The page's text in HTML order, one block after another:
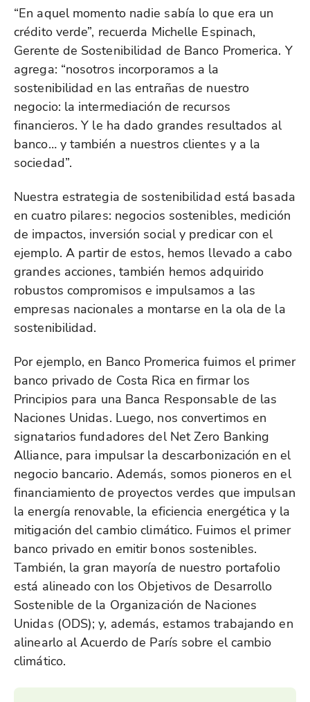
“En aquel momento nadie sabía lo que era un
crédito verde”, recuerda Michelle Espinach,
Gerente de Sostenibilidad de Banco Promerica. Y
agrega: “nosotros incorporamos a la
sostenibilidad en las entrañas de nuestro
negocio: la intermediación de recursos
financieros. Y le ha dado grandes resultados al
banco… y también a nuestros clientes y a la
sociedad”.
Nuestra estrategia de sostenibilidad está basada
en cuatro pilares: negocios sostenibles, medición
de impactos, inversión social y predicar con el
ejemplo. A partir de estos, hemos llevado a cabo
grandes acciones, también hemos adquirido
robustos compromisos e impulsamos a las
empresas nacionales a montarse en la ola de la
sostenibilidad.
Por ejemplo, en Banco Promerica fuimos el primer
banco privado de Costa Rica en firmar los
Principios para una Banca Responsable de las
Naciones Unidas. Luego, nos convertimos en
signatarios fundadores del Net Zero Banking
Alliance, para impulsar la descarbonización en el
negocio bancario. Además, somos pioneros en el
financiamiento de proyectos verdes que impulsan
la energía renovable, la eficiencia energética y la
mitigación del cambio climático. Fuimos el primer
banco privado en emitir bonos sostenibles.
También, la gran mayoría de nuestro portafolio
está alineado con los Objetivos de Desarrollo
Sostenible de la Organización de Naciones
Unidas (ODS); y, además, estamos trabajando en
alinearlo al Acuerdo de París sobre el cambio
climático.